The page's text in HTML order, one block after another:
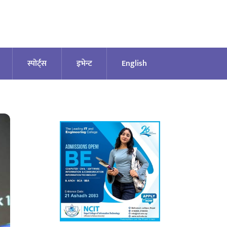
स्पोर्ट्स इभेन्ट English